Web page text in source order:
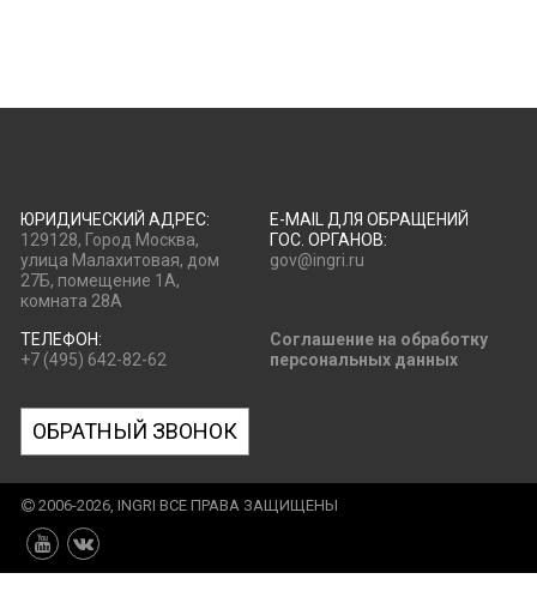
ЮРИДИЧЕСКИЙ АДРЕС:
129128, Город Москва,
улица Малахитовая, дом
27Б, помещение 1А,
комната 28А
E-MAIL ДЛЯ ОБРАЩЕНИЙ
ГОС. ОРГАНОВ:
gov@ingri.ru
ТЕЛЕФОН:
+7 (495) 642-82-62
Соглашение на обработку
персональных данных
ОБРАТНЫЙ ЗВОНОК
2006-2026, INGRI ВСЕ ПРАВА ЗАЩИЩЕНЫ